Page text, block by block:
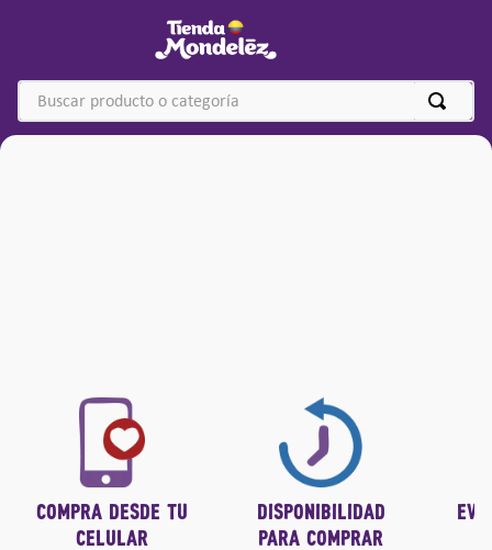
COMPRA DESDE TU
CELULAR
DISPONIBILIDAD
PARA COMPRAR